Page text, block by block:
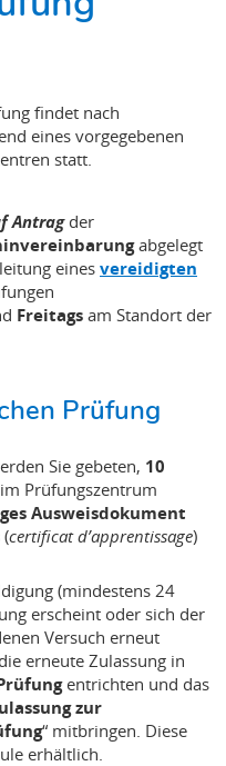
findet nach
eines vorgegebenen
statt.
Antragder
abgelegt
eines vereidigten
Freitags am Standort der
Prüfung
Sie gebeten, 10
Prüfungszentrum
Ausweisdokument
(certificat d’apprentissage)
(mindestens 24
erscheint oder sich der
Versuch erneut
erneute Zulassung in
entrichten und das
zur
“ mitbringen. Diese
erhältlich.